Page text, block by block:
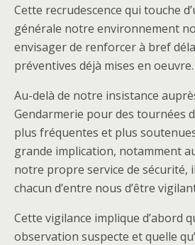
Cette recrudescence qui touche
générale notre environnement
envisager de renforcer à bref
préventives déjà mises en oeuvre.
Au-delà de notre insistance
Gendarmerie pour des tournées
plus fréquentes et plus
grande implication, notamment
notre propre service de sécurité,
chacun d’entre nous d’être
Cette vigilance implique d’abord
observation suspecte et quelle